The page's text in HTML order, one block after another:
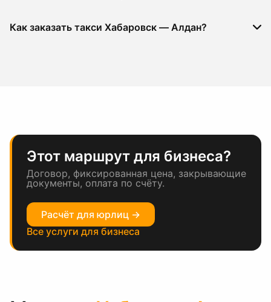
Как заказать такси Хабаровск — Алдан?
Этот маршрут для бизнеса?
Договор, фиксированная цена, закрывающие
документы, оплата по счёту.
Расчёт для юрлиц →
Все услуги для бизнеса